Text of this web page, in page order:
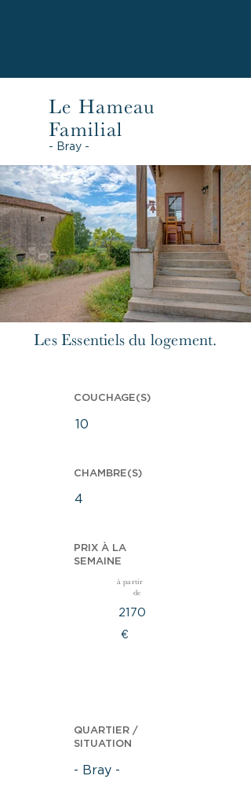
Le Hameau
Familial
- Bray -
Les Essentiels du logement.
COUCHAGE(S)
10
CHAMBRE(S)
4
PRIX À LA
SEMAINE
à partir
de
2170
€
QUARTIER /
SITUATION
- Bray -